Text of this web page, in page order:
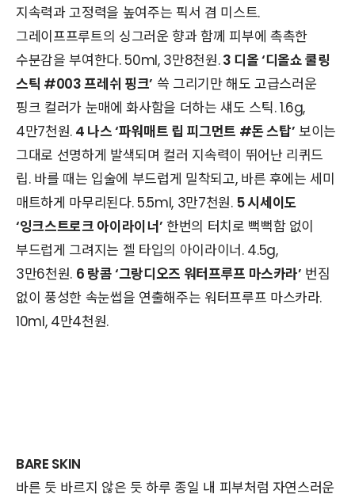
지속력과 고정력을 높여주는 픽서 겸 미스트.
그레이프프루트의 싱그러운 향과 함께 피부에 촉촉한
수분감을 부여한다. 50ml, 3만8천원.3 디올 ‘디올쇼 쿨링
스틱 #003 프레쉬 핑크’ 쓱 그리기만 해도 고급스러운
핑크 컬러가 눈매에 화사함을 더하는 섀도 스틱. 1.6g,
4만7천원.4 나스 ‘파워매트 립 피그먼트 #돈 스탑’ 보이는
그대로 선명하게 발색되며 컬러 지속력이 뛰어난 리퀴드
립. 바를 때는 입술에 부드럽게 밀착되고, 바른 후에는 세미
매트하게 마무리된다. 5.5ml, 3만7천원. 5 시세이도
‘잉크스트로크 아이라이너’ 한번의 터치로 뻑뻑함 없이
부드럽게 그려지는 젤 타입의 아이라이너. 4.5g,
3만6천원. 6 랑콤 ‘그랑디오즈 워터프루프 마스카라’ 번짐
없이 풍성한 속눈썹을 연출해주는 워터프루프 마스카라.
10ml, 4만4천원.
BARE SKIN
바른 듯 바르지 않은 듯 하루 종일 내 피부처럼 자연스러운